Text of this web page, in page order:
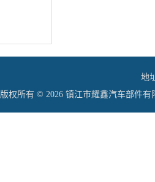
地
版权所有 © 2026 镇江市耀鑫汽车部件